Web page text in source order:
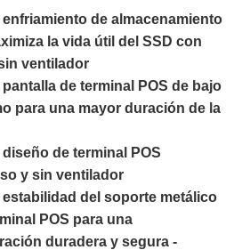
enfriamiento de almacenamiento
la vida útil del SSD con
ventilador
pantalla de terminal POS de bajo
para una mayor duración de la
diseño de terminal POS
y sin ventilador
estabilidad del soporte metálico
POS para una
duradera y segura -